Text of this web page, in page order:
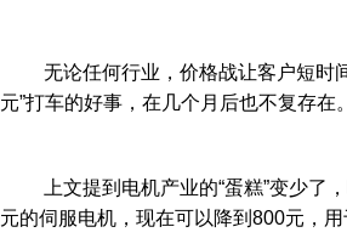
无论任何行业，价格战让客户短时间
元”打车的好事，在几个月后也不复存在。
上文提到电机产业的“蛋糕”变少了，
元的伺服电机，现在可以降到800元，